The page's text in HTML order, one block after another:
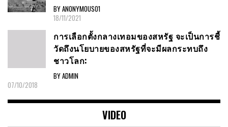
BY ANONYMOUS01
18/11/2021
การเลือกตั้งกลางเทอมของสหรัฐ จะเป็นการชี้
วัดถึงนโยบายของสหรัฐที่จะมีผลกระทบถึง
ชาวโลก:
BY ADMIN
07/10/2018
VIDEO